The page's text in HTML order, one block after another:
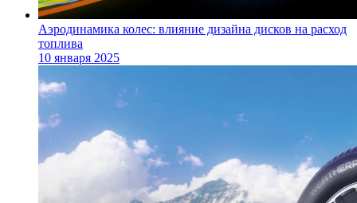
Аэродинамика колес: влияние дизайна дисков на расход
топлива
10 января 2025